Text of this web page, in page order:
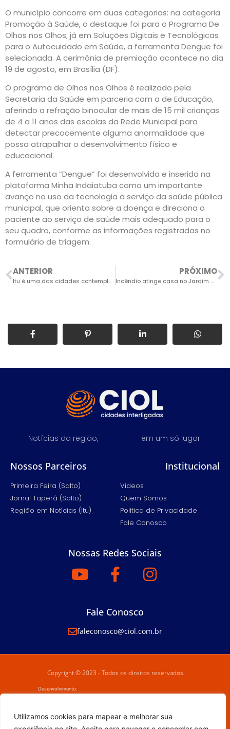
Utilizamos cookies para mapear e melhorar sua
O município concorre em duas categorias: na categoria
Promoção à Saúde, o destaque foi para o Programa De
Olhos nos Olhos; já em Soluções Digitais e Tecnológicas
para o Autocuidado em Saúde, a ferramenta Dengue foi
selecionada. A cerimônia de premiação acontece no dia
19 de agosto, em Brasília (DF).
O programa de Olhos nos Olhos é realizado pela
Secretaria da Saúde em parceria com a de Educação,
aferindo a refração binocular de mais de 15 mil crianças
de 4 a 11 anos das escolas da Rede Municipal para
detectar precocemente alguma anormalidade que
possa atrapalhar o desenvolvimento físico e
educacional.
A ferramenta “Dengue” foi desenvolvida e inserida na
plataforma Minha Indaiatuba como um importante
avanço no uso da tecnologia a serviço da saúde pública
municipal, que orienta sobre a doença e direciona o
paciente ao serviço de saúde mais adequado para o
seu quadro, conforme as informações registradas no
formulário de triagem.
ANTERIOR
Itu é uma das cidades contempladas pelo Estado na primeira fase do programa de combate à pobreza
PRÓXIMO
Incêndio atinge casa no Jardim Saltense
Notícias da região, em um só lugar!
Nossos Parceiros
Primeira Feira (Salto)
Jornal Taperá (Salto)
Região em Notícias (Itu)
Institucional
Vídeos
Quem Somos
Política de Privacidade
Fale Conosco
Nossas Redes Sociais
Fale Conosco
faleconosco@ciol.com.br
Copyright © 2023 - Todos os direitos reservados
Desenvolvimento: